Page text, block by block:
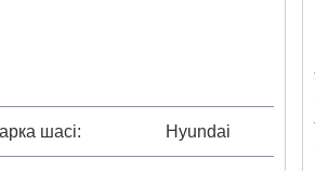
шасі Hyundai